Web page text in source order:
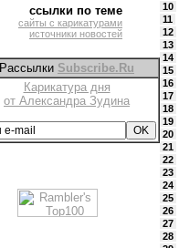
ссылки по теме
сайты с карикатурами
источники новостей
Рассылки Subscribe.Ru
Карикатура дня
от Александра Зудина
10
11
12
13
14
15
16
17
18
19
20
21
22
23
24
25
26
27
28